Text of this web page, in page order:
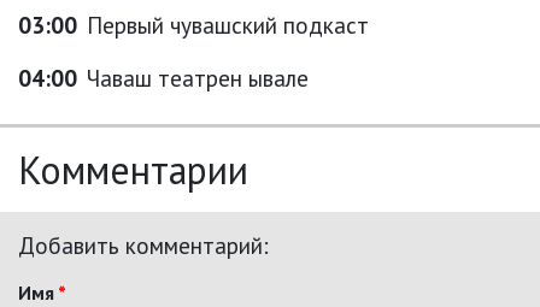
03:00 Первый чувашский подкаст
04:00 Чаваш театрен ывале
Комментарии
Добавить комментарий:
Имя *